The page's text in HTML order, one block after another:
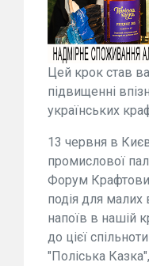
Цей крок став
підвищенні
українських
13 червня в
промислової
Форум
подія для малих
напоїв в нашій
до цієї
"Поліська